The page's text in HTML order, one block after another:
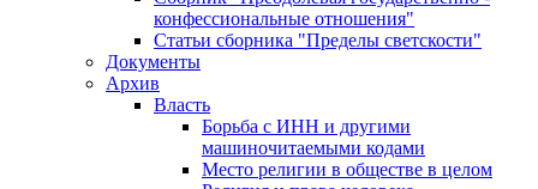
конфессиональные отношения"
Статьи сборника "Пределы светскости"
Документы
Архив
Власть
Борьба с ИНН и другими
машиночитаемыми кодами
Место религии в обществе в целом